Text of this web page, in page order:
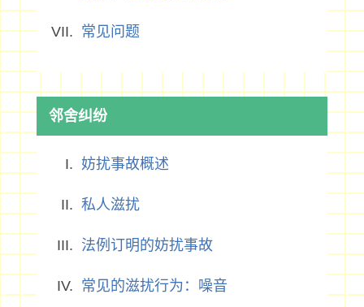
常见问题
邻舍纠纷
妨扰事故概述
私人滋扰
法例订明的妨扰事故
常见的滋扰行为：噪音